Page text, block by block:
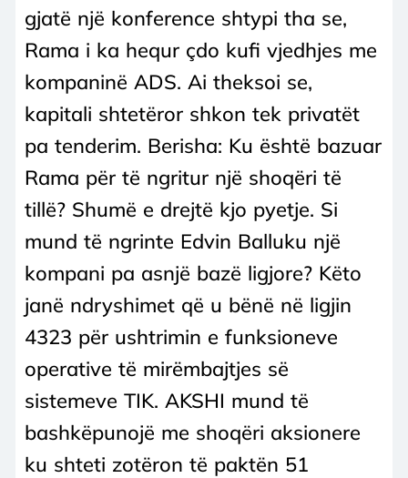
gjatë një konference shtypi tha se,
Rama i ka hequr çdo kufi vjedhjes me
kompaninë ADS. Ai theksoi se,
kapitali shtetëror shkon tek privatët
pa tenderim. Berisha: Ku është bazuar
Rama për të ngritur një shoqëri të
tillë? Shumë e drejtë kjo pyetje. Si
mund të ngrinte Edvin Balluku një
kompani pa asnjë bazë ligjore? Këto
janë ndryshimet që u bënë në ligjin
4323 për ushtrimin e funksioneve
operative të mirëmbajtjes së
sistemeve TIK. AKSHI mund të
bashkëpunojë me shoqëri aksionere
ku shteti zotëron të paktën 51